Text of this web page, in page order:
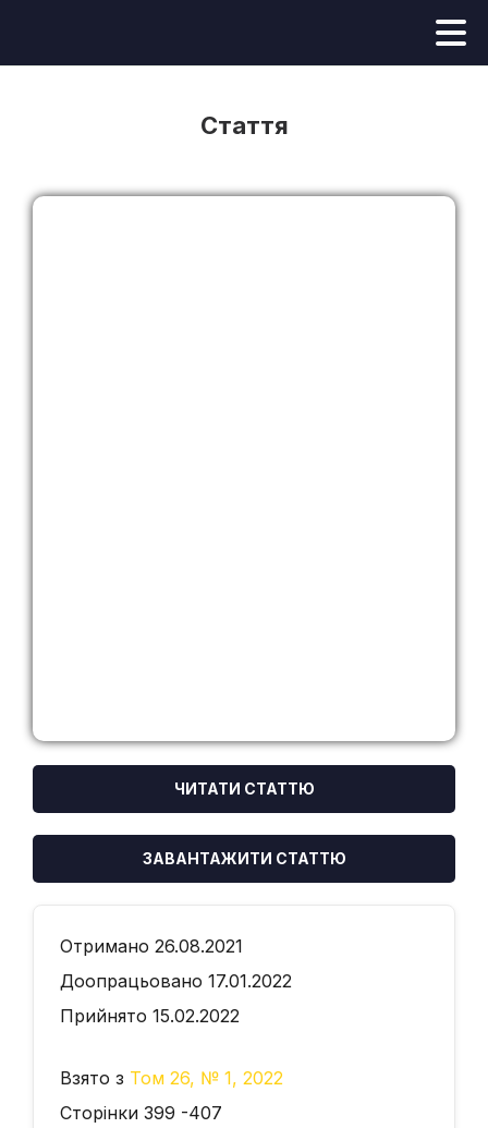
Стаття
ЧИТАТИ СТАТТЮ
ЗАВАНТАЖИТИ СТАТТЮ
Отримано 26.08.2021
Доопрацьовано 17.01.2022
Прийнято 15.02.2022
Взято з Том 26, № 1, 2022
Сторінки 399 -407